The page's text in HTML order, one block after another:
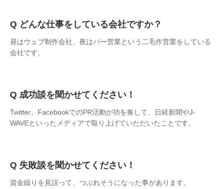
どんな仕事をしている会社ですか？
昼はウェブ制作会社、夜はバー営業という二毛作営業をしている
会社です。
成功談を聞かせてください！
Twitter、FacebookでのPR活動が功を奏して、日経新聞やJ-
WAVEといったメディアで取り上げていただいたことです。
失敗談を聞かせてください！
資金繰りを見誤って、つぶれそうになった事があります。